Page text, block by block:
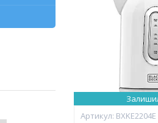
BXKE2204E